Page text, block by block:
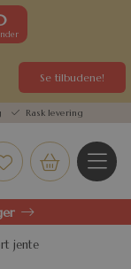
Se tilbudene!
Rask levering
jente